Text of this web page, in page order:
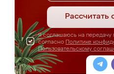
Рассчитать
Я соглашаюсь на передачу
согласно Политике
Пользовательскому